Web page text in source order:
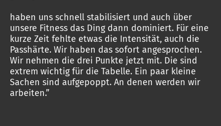
haben uns schnell stabilisiert und auch über
unsere Fitness das Ding dann dominiert. Für eine
kurze Zeit fehlte etwas die Intensität, auch die
Passhärte. Wir haben das sofort angesprochen.
Wir nehmen die drei Punkte jetzt mit. Die sind
extrem wichtig für die Tabelle. Ein paar kleine
Sachen sind aufgepoppt. An denen werden wir
arbeiten.”